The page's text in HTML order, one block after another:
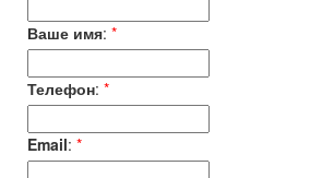
Ваше имя: *
Телефон: *
Email: *